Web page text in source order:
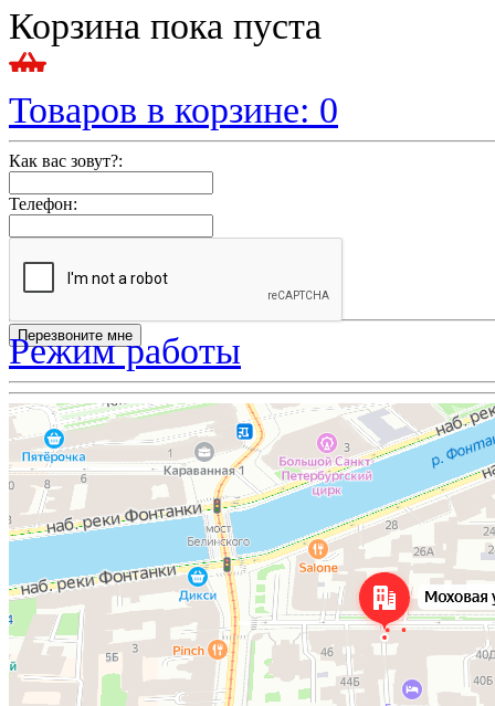
Корзина пока пуста
Товаров в корзине: 0
Как вас зовут?:
Телефон:
Режим работы